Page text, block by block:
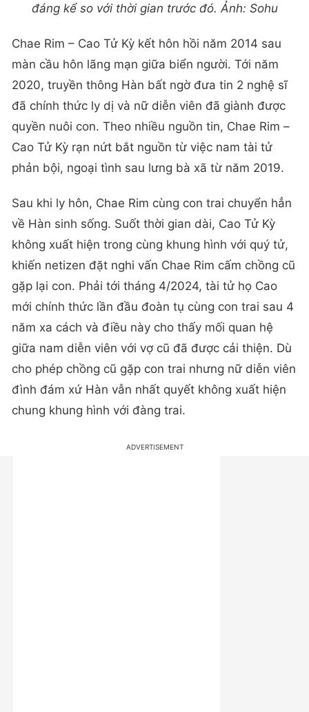
đáng kể so với thời gian trước đó. Ảnh: Sohu
Chae Rim – Cao Tử Kỳ kết hôn hồi năm 2014 sau
màn cầu hôn lãng mạn giữa biển người. Tới năm
2020, truyền thông Hàn bất ngờ đưa tin 2 nghệ sĩ
đã chính thức ly dị và nữ diễn viên đã giành được
quyền nuôi con. Theo nhiều nguồn tin, Chae Rim –
Cao Tử Kỳ rạn nứt bắt nguồn từ việc nam tài tử
phản bội, ngoại tình sau lưng bà xã từ năm 2019.
Sau khi ly hôn, Chae Rim cùng con trai chuyển hẳn
về Hàn sinh sống. Suốt thời gian dài, Cao Tử Kỳ
không xuất hiện trong cùng khung hình với quý tử,
khiến netizen đặt nghi vấn Chae Rim cấm chồng cũ
gặp lại con. Phải tới tháng 4/2024, tài tử họ Cao
mới chính thức lần đầu đoàn tụ cùng con trai sau 4
năm xa cách và điều này cho thấy mối quan hệ
giữa nam diễn viên với vợ cũ đã được cải thiện. Dù
cho phép chồng cũ gặp con trai nhưng nữ diễn viên
đình đám xứ Hàn vẫn nhất quyết không xuất hiện
chung khung hình với đàng trai.